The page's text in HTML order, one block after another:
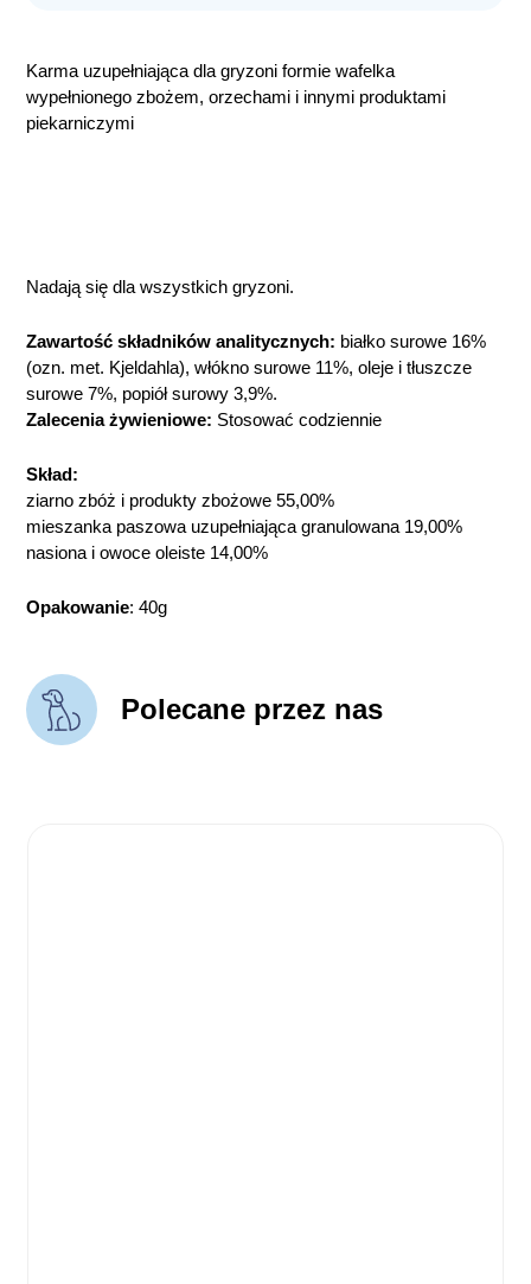
Karma uzupełniająca dla gryzoni formie wafelka
wypełnionego zbożem, orzechami i innymi produktami
piekarniczymi
Nadają się dla wszystkich gryzoni.
Zawartość składników analitycznych: białko surowe 16%
(ozn. met. Kjeldahla), włókno surowe 11%, oleje i tłuszcze
surowe 7%, popiół surowy 3,9%.
Zalecenia żywieniowe: Stosować codziennie
Skład:
ziarno zbóż i produkty zbożowe 55,00%
mieszanka paszowa uzupełniająca granulowana 19,00%
nasiona i owoce oleiste 14,00%
Opakowanie: 40g
Polecane przez nas